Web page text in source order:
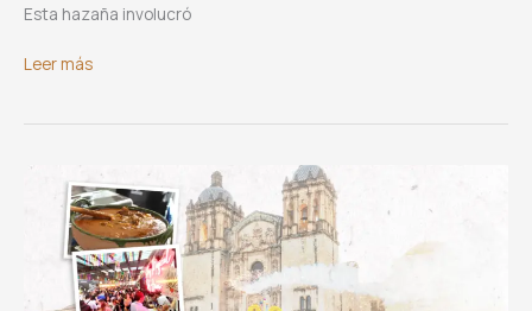
Esta hazaña involucró
El
del
mundo,
de
Leer más